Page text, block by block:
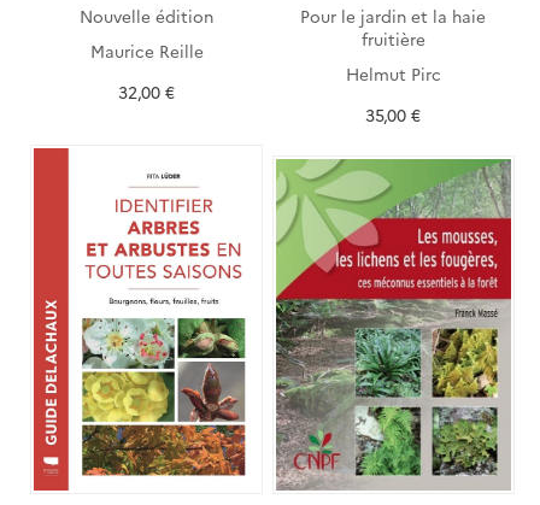
Nouvelle édition
Maurice Reille
32,00 €
Pour le jardin et la haie
fruitière
Helmut Pirc
35,00 €